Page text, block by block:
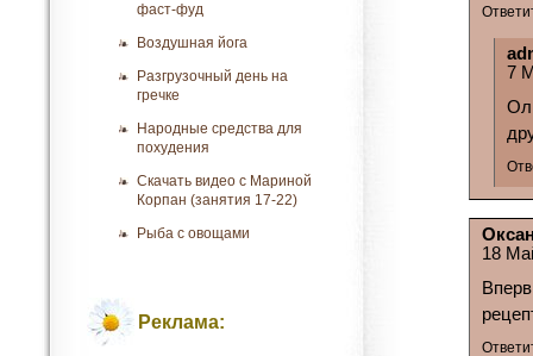
фаст-фуд
Воздушная йога
Разгрузочный день на
гречке
Народные средства для
похудения
Скачать видео с Мариной
Корпан (занятия 17-22)
Рыба с овощами
Реклама:
7
18